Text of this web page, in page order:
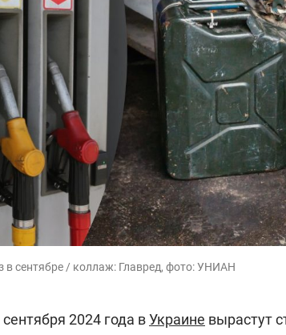
в сентябре / коллаж: Главред, фото: УНИАН
2024 года вУкраине вырастут